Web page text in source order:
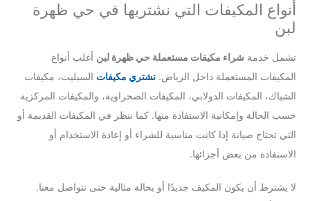
أنواع المكيفات التي نشتريها في حي ظهرة
لبن
تشمل خدمة شراء مكيفات مستعملة حي ظهرة لبن أغلب أنواع
المكيفات المستعملة داخل الرياض. نشتري مكيفات السبليت، مكيفات
الشباك، المكيفات الدولابي، المكيفات الصحراوية، والمكيفات المركزية
حسب الحالة وإمكانية الاستفادة منها. كما ننظر في المكيفات القديمة أو
التي تحتاج صيانة إذا كانت مناسبة للشراء أو إعادة الاستخدام أو
الاستفادة من بعض أجزائها.
لا يشترط أن يكون المكيف جديدًا أو بحالة مثالية حتى تتواصل معنا.